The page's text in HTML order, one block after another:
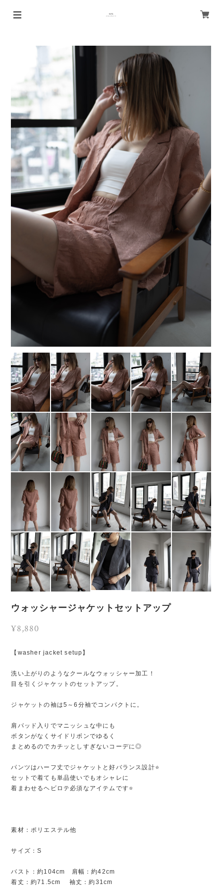
ウォッシャージャケットセットアップ
¥8,880
【washer jacket setup】
洗い上がりのようなクールなウォッシャー加工！
目を引くジャケットのセットアップ。
ジャケットの袖は5～6分袖でコンパクトに。
肩パッド入りでマニッシュな中にも
ボタンがなくサイドリボンでゆるく
まとめるのでカチッとしすぎないコーデに◎
パンツはハーフ丈でジャケットと好バランス設計⭐️
セットで着ても単品使いでもオシャレに
着まわせるヘビロテ必須なアイテムです⭐️
素材：ポリエステル他
サイズ：S
バスト：約104cm 肩幅：約42cm
着丈：約71.5cm 袖丈：約31cm